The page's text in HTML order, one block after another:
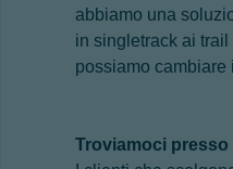
abbiamo una
in singletrack ai
possiamo cambiare
Troviamoci